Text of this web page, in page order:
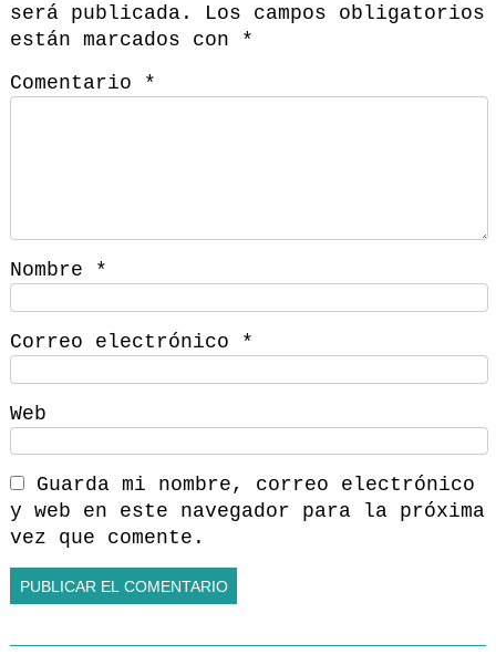
será publicada.
Los campos obligatorios
están marcados con
*
Comentario
*
Nombre *
Correo electrónico *
Web
Guarda mi nombre, correo electrónico
y web en este navegador para la próxima
vez que comente.